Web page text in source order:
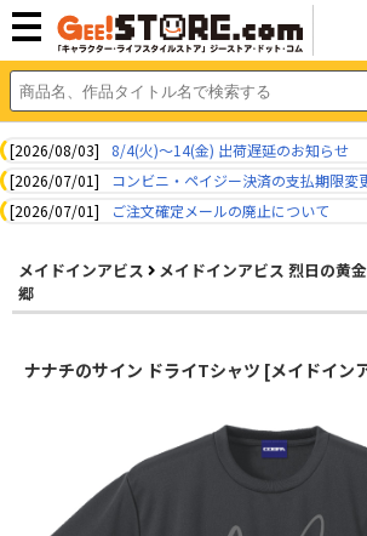
[2026/08/03]
8/4(火)～14(金) 出荷遅延のお知らせ
[2026/07/01]
コンビニ・ペイジー決済の支払期限変
[2026/07/01]
ご注文確定メールの廃止について
メイドインアビス
メイドインアビス 烈日の黄金
郷
ナナチのサイン ドライTシャツ [メイドイン